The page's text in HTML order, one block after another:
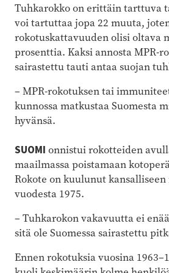
Tuhkarokko on erittäin tarttuva
voi tartuttaa jopa 22 muuta,
rokotuskattavuuden olisi oltava
prosenttia. Kaksi annosta MPR-
sairastettu tauti antaa suojan
– MPR-rokotuksen tai
kunnossa matkustaa Suomesta
hyvänsä.
SUOMI onnistui rokotteiden
maailmassa poistamaan
Rokote on kuulunut
vuodesta 1975.
– Tuhkarokon vakavuutta ei
sitä ole Suomessa sairastettu
Ennen rokotuksia vuosina